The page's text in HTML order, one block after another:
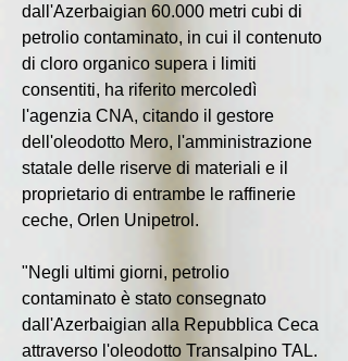
dall'Azerbaigian 60.000 metri cubi di
petrolio contaminato, in cui il contenuto
di cloro organico supera i limiti
consentiti, ha riferito mercoledì
l'agenzia CNA, citando il gestore
dell'oleodotto Mero, l'amministrazione
statale delle riserve di materiali e il
proprietario di entrambe le raffinerie
ceche, Orlen Unipetrol.
"Negli ultimi giorni, petrolio
contaminato è stato consegnato
dall'Azerbaigian alla Repubblica Ceca
attraverso l'oleodotto Transalpino TAL.